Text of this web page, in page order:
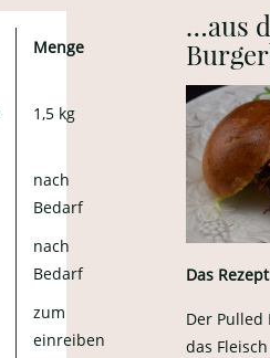
Menge
1,5 kg
nach
Bedarf
nach
Bedarf
zum
einreiben
…aus
Das
Der
das